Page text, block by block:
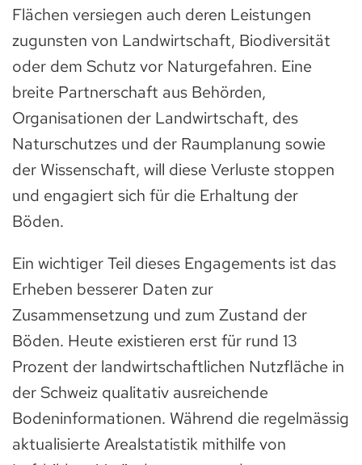
Flächen versiegen auch deren Leistungen
zugunsten von Landwirtschaft, Biodiversität
oder dem Schutz vor Naturgefahren. Eine
breite Partnerschaft aus Behörden,
Organisationen der Landwirtschaft, des
Naturschutzes und der Raumplanung sowie
der Wissenschaft, will diese Verluste stoppen
und engagiert sich für die Erhaltung der
Böden.
Ein wichtiger Teil dieses Engagements ist das
Erheben besserer Daten zur
Zusammensetzung und zum Zustand der
Böden. Heute existieren erst für rund 13
Prozent der landwirtschaftlichen Nutzfläche in
der Schweiz qualitativ ausreichende
Bodeninformationen. Während die regelmässig
aktualisierte Arealstatistik mithilfe von